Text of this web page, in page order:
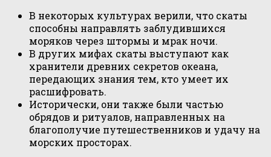
В некоторых культурах верили, что скаты
способны направлять заблудившихся
моряков через штормы и мрак ночи.
В других мифах скаты выступают как
хранители древних секретов океана,
передающих знания тем, кто умеет их
расшифровать.
Исторически, они также были частью
обрядов и ритуалов, направленных на
благополучие путешественников и удачу на
морских просторах.